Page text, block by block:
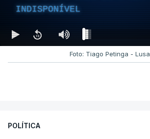
INDISPONÍVEL
Foto: Tiago Petinga - Lusa
POLÍTICA